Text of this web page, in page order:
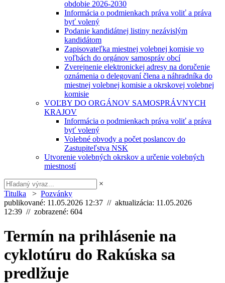
obdobie 2026-2030
Informácia o podmienkach práva voliť a práva
byť volený
Podanie kandidátnej listiny nezávislým
kandidátom
Zapisovateľka miestnej volebnej komisie vo
voľbách do orgánov samospráv obcí
Zverejnenie elektronickej adresy na doručenie
oznámenia o delegovaní člena a náhradníka do
miestnej volebnej komisie a okrskovej volebnej
komisie
VOĽBY DO ORGÁNOV SAMOSPRÁVNYCH
KRAJOV
Informácia o podmienkach práva voliť a práva
byť volený
Volebné obvody a počet poslancov do
Zastupiteľstva NSK
Utvorenie volebných okrskov a určenie volebných
miestností
×
Titulka > Pozvánky
publikované: 11.05.2026 12:37 // aktualizácia: 11.05.2026
12:39 // zobrazené: 604
Termín na prihlásenie na
cyklotúru do Rakúska sa
predlžuje